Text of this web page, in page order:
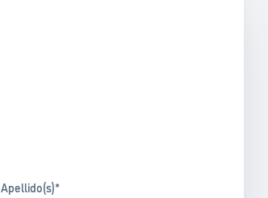
Apellido(s)*